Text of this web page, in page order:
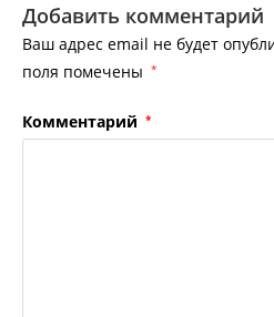
Добавить комментарий
Ваш адрес email не будет
поля помечены *
Комментарий *